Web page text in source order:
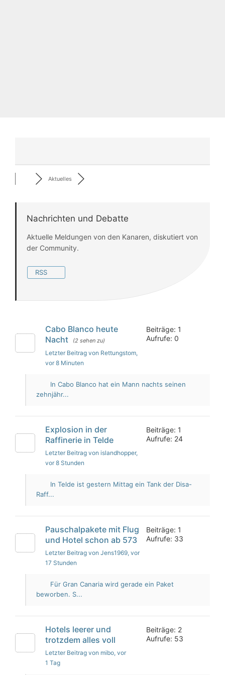
Aktuelles
Nachrichten und Debatte
Aktuelle Meldungen von den Kanaren, diskutiert von
der Community.
RSS
Cabo Blanco heute
Nacht
(2 sehen zu)
Letzter Beitrag von Rettungstom,
vor 8 Minuten
Beiträge: 1
Aufrufe: 0
In Cabo Blanco hat ein Mann nachts seinen
zehnjähr...
Explosion in der
Raffinerie in Telde
Letzter Beitrag von islandhopper,
vor 8 Stunden
Beiträge: 1
Aufrufe: 24
In Telde ist gestern Mittag ein Tank der Disa-
Raff...
Pauschalpakete mit Flug
und Hotel schon ab 573
Letzter Beitrag von Jens1969, vor
17 Stunden
Beiträge: 1
Aufrufe: 33
Für Gran Canaria wird gerade ein Paket
beworben. S...
Hotels leerer und
trotzdem alles voll
Letzter Beitrag von mibo, vor
1 Tag
Beiträge: 2
Aufrufe: 53